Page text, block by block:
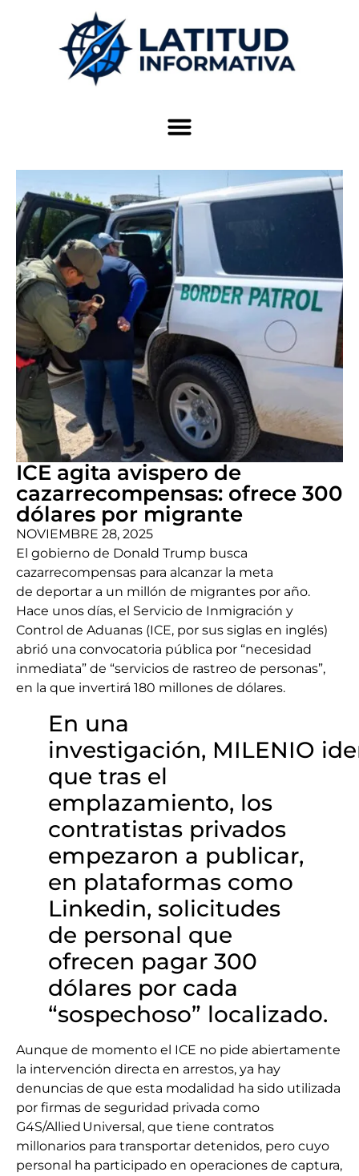
ICE agita avispero de
cazarrecompensas: ofrece 300
dólares por migrante
NOVIEMBRE 28, 2025
El gobierno de Donald Trump busca
cazarrecompensas para alcanzar la meta
de deportar a un millón de migrantes por año.
Hace unos días, el Servicio de Inmigración y
Control de Aduanas (ICE, por sus siglas en inglés)
abrió una convocatoria pública por “necesidad
inmediata” de “servicios de rastreo de personas”,
en la que invertirá 180 millones de dólares.
En una
investigación, MILENIO
que tras el
emplazamiento, los
contratistas privados
empezaron a publicar,
en plataformas como
Linkedin, solicitudes
de personal que
ofrecen pagar 300
dólares por cada
“sospechoso” localizado.
Aunque de momento el ICE no pide abiertamente
la intervención directa en arrestos, ya hay
denuncias de que esta modalidad ha sido utilizada
por firmas de seguridad privada como
G4S/Allied Universal, que tiene contratos
millonarios para transportar detenidos, pero cuyo
personal ha participado en operaciones de captura,